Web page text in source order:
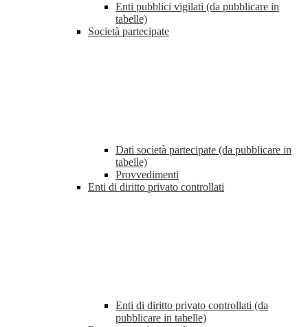
Enti pubblici vigilati (da pubblicare in
tabelle)
Società partecipate
Dati società partecipate (da pubblicare in
tabelle)
Provvedimenti
Enti di diritto privato controllati
Enti di diritto privato controllati (da
pubblicare in tabelle)